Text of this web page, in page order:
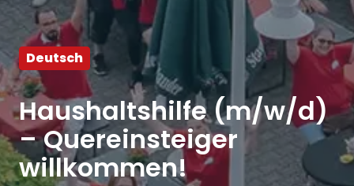
Deutsch
Haushaltshilfe (m/w/d)
– Quereinsteiger
willkommen!